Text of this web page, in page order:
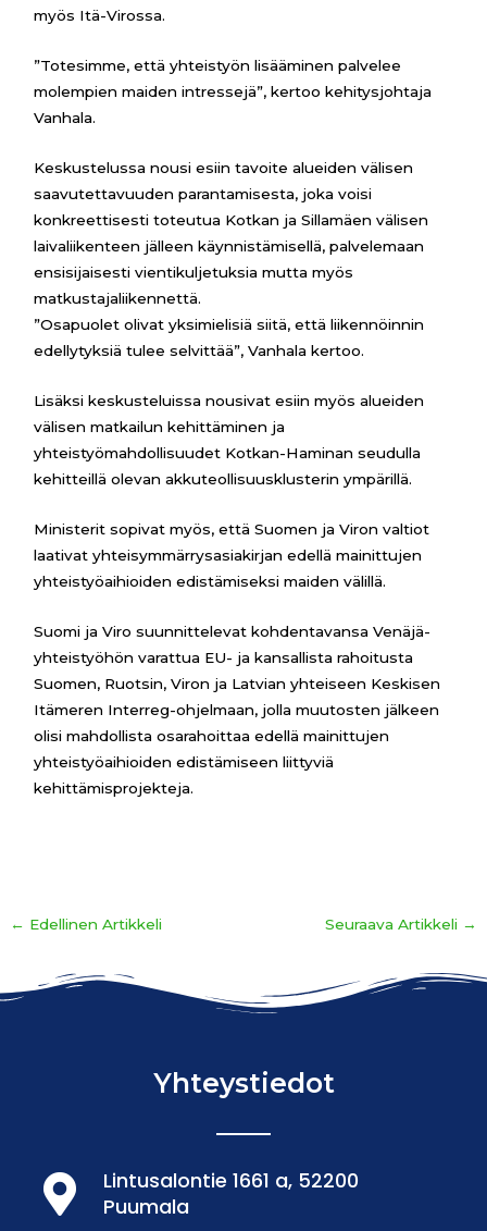
myös Itä-Virossa.
”Totesimme, että yhteistyön lisääminen palvelee
molempien maiden intressejä”, kertoo kehitysjohtaja
Vanhala.
Keskustelussa nousi esiin tavoite alueiden välisen
saavutettavuuden parantamisesta, joka voisi
konkreettisesti toteutua Kotkan ja Sillamäen välisen
laivaliikenteen jälleen käynnistämisellä, palvelemaan
ensisijaisesti vientikuljetuksia mutta myös
matkustajaliikennettä.
”Osapuolet olivat yksimielisiä siitä, että liikennöinnin
edellytyksiä tulee selvittää”, Vanhala kertoo.
Lisäksi keskusteluissa nousivat esiin myös alueiden
välisen matkailun kehittäminen ja
yhteistyömahdollisuudet Kotkan-Haminan seudulla
kehitteillä olevan akkuteollisuusklusterin ympärillä.
Ministerit sopivat myös, että Suomen ja Viron valtiot
laativat yhteisymmärrysasiakirjan edellä mainittujen
yhteistyöaihioiden edistämiseksi maiden välillä.
Suomi ja Viro suunnittelevat kohdentavansa Venäjä-
yhteistyöhön varattua EU- ja kansallista rahoitusta
Suomen, Ruotsin, Viron ja Latvian yhteiseen Keskisen
Itämeren Interreg-ohjelmaan, jolla muutosten jälkeen
olisi mahdollista osarahoittaa edellä mainittujen
yhteistyöaihioiden edistämiseen liittyviä
kehittämisprojekteja.
← Edellinen Artikkeli Seuraava Artikkeli →
Yhteystiedot
Lintusalontie 1661 a, 52200
Puumala